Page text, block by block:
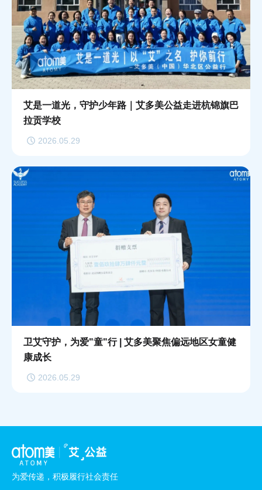
艾是一道光，守护少年路｜艾多美公益走进杭锦旗巴
拉贡学校
2026.05.29
卫艾守护，为爱"童"行 | 艾多美聚焦偏远地区女童健
康成长
2026.05.29
为爱传递，积极履行社会责任